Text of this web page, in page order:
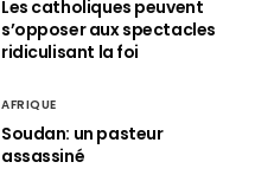
Les catholiques peuvent
s’opposer aux spectacles
ridiculisant la foi
AFRIQUE
Soudan: un pasteur
assassiné